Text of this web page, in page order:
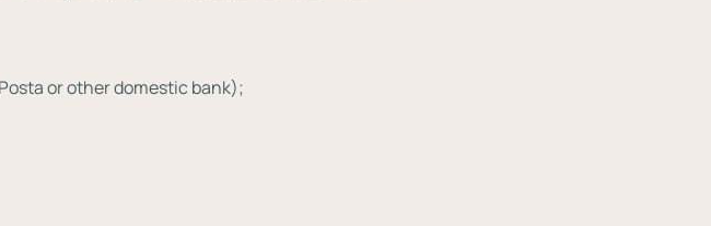
or other domestic bank);